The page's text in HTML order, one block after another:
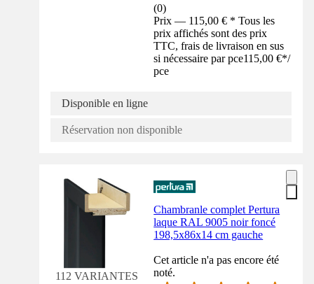
(0)
Prix — 115,00 € * Tous les
prix affichés sont des prix
TTC, frais de livraison en sus
si nécessaire par pce115,00 €*/
pce
Disponible en ligne
Réservation non disponible
112 VARIANTES
Chambranle complet Pertura
laque RAL 9005 noir foncé
198,5x86x14 cm gauche
Cet article n'a pas encore été
noté.